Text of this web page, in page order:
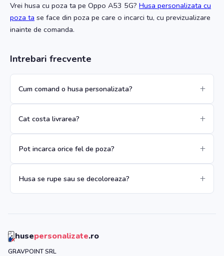
Vrei husa cu poza ta pe Oppo A53 5G? Husa personalizata cu
poza ta se face din poza pe care o incarci tu, cu previzualizare
inainte de comanda.
Intrebari frecvente
Cum comand o husa personalizata?
Cat costa livrarea?
Pot incarca orice fel de poza?
Husa se rupe sau se decoloreaza?
husepersonalizate.ro
GRAVPOINT SRL